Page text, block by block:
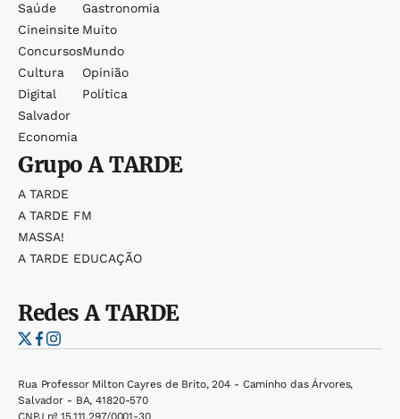
Saúde
Cineinsite
Concursos
Cultura
Digital
Salvador
Economia
Gastronomia
Muito
Mundo
Opinião
Política
GrupoA TARDE
A TARDE
A TARDE FM
MASSA!
A TARDE EDUCAÇÃO
RedesA TARDE
Rua Professor Milton Cayres de Brito, 204 - Caminho das Árvores,
Salvador - BA, 41820-570
CNPJ nº 15.111.297/0001-30